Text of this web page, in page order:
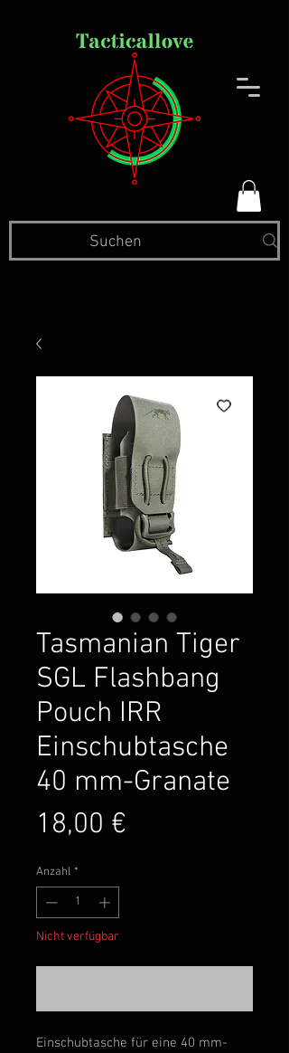
Tasmanian Tiger
SGL Flashbang
Pouch IRR
Einschubtasche
40 mm-Granate
18,00 €
Anzahl *
Nicht verfügbar
Einschubtasche für eine 40 mm-